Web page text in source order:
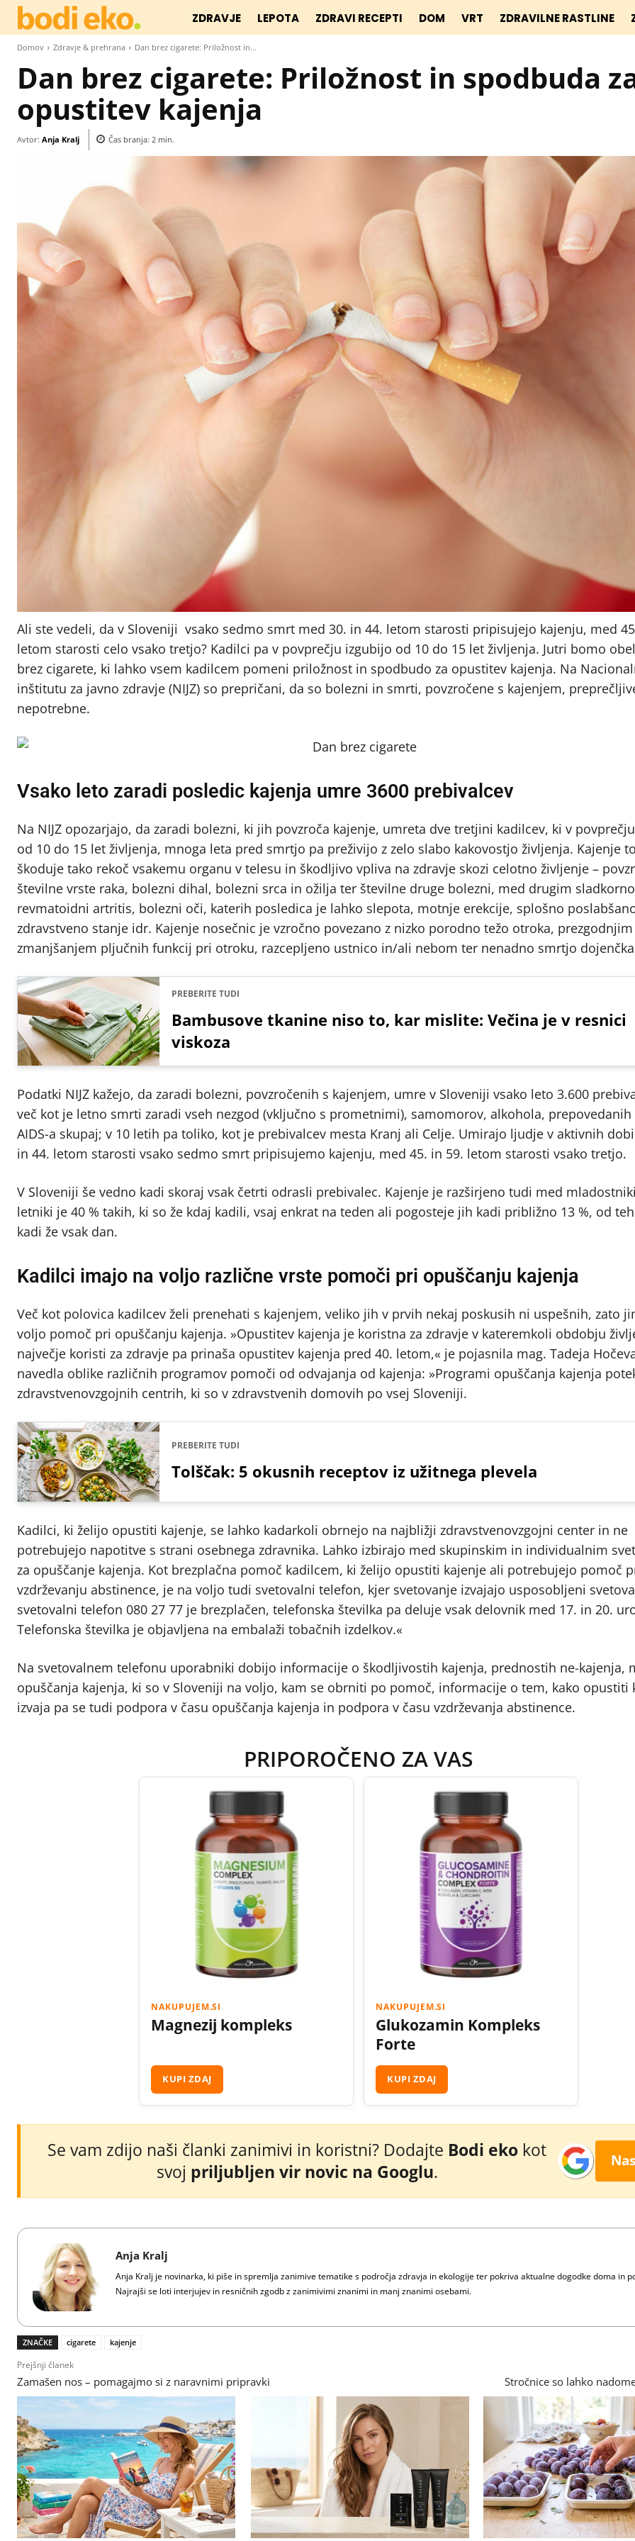
ZDRAVJE LEPOTA ZDRAVI RECEPTI DOM VRT ZDRAVILNE RASTLINE
Domov Zdravje & prehrana Dan brez cigarete: Priložnost in...
Dan brez cigarete: Priložnost in spodbuda
opustitev kajenja
Avtor: Anja Kralj Čas branja: 2 min.
Ali ste vedeli, da v Sloveniji vsako sedmo smrt med 30. in 44. letom starosti pripisujejo kajenju, med
letom starosti celo vsako tretjo? Kadilci pa v povprečju izgubijo od 10 do 15 let življenja. Jutri bomo
brez cigarete, ki lahko vsem kadilcem pomeni priložnost in spodbudo za opustitev kajenja. Na
inštitutu za javno zdravje (NIJZ) so prepričani, da so bolezni in smrti, povzročene s kajenjem,
nepotrebne.
Vsako leto zaradi posledic kajenja umre 3600 prebivalcev
Na NIJZ opozarjajo, da zaradi bolezni, ki jih povzroča kajenje, umreta dve tretjini kadilcev, ki v
od 10 do 15 let življenja, mnoga leta pred smrtjo pa preživijo z zelo slabo kakovostjo življenja. Kajenje
škoduje tako rekoč vsakemu organu v telesu in škodljivo vpliva na zdravje skozi celotno življenje –
številne vrste raka, bolezni dihal, bolezni srca in ožilja ter številne druge bolezni, med drugim
revmatoidni artritis, bolezni oči, katerih posledica je lahko slepota, motnje erekcije, splošno
zdravstveno stanje idr. Kajenje nosečnic je vzročno povezano z nizko porodno težo otroka,
zmanjšanjem pljučnih funkcij pri otroku, razcepljeno ustnico in/ali nebom ter nenadno smrtjo
PREBERITE TUDI
Bambusove tkanine niso to, kar mislite: Večina je v resnici
viskoza
Podatki NIJZ kažejo, da zaradi bolezni, povzročenih s kajenjem, umre v Sloveniji vsako leto 3.600
več kot je letno smrti zaradi vseh nezgod (vključno s prometnimi), samomorov, alkohola,
AIDS-a skupaj; v 10 letih pa toliko, kot je prebivalcev mesta Kranj ali Celje. Umirajo ljudje v aktivnih
in 44. letom starosti vsako sedmo smrt pripisujemo kajenju, med 45. in 59. letom starosti vsako tretjo.
V Sloveniji še vedno kadi skoraj vsak četrti odrasli prebivalec. Kajenje je razširjeno tudi med
letniki je 40 % takih, ki so že kdaj kadili, vsaj enkrat na teden ali pogosteje jih kadi približno 13 %, od
kadi že vsak dan.
Kadilci imajo na voljo različne vrste pomoči pri opuščanju kajenja
Več kot polovica kadilcev želi prenehati s kajenjem, veliko jih v prvih nekaj poskusih ni uspešnih, zato
voljo pomoč pri opuščanju kajenja. »Opustitev kajenja je koristna za zdravje v kateremkoli obdobju
največje koristi za zdravje pa prinaša opustitev kajenja pred 40. letom,« je pojasnila mag. Tadeja
navedla oblike različnih programov pomoči od odvajanja od kajenja: »Programi opuščanja kajenja
zdravstvenovzgojnih centrih, ki so v zdravstvenih domovih po vsej Sloveniji.
PREBERITE TUDI
Tolščak: 5 okusnih receptov iz užitnega plevela
Kadilci, ki želijo opustiti kajenje, se lahko kadarkoli obrnejo na najbližji zdravstvenovzgojni center in ne
potrebujejo napotitve s strani osebnega zdravnika. Lahko izbirajo med skupinskim in individualnim
za opuščanje kajenja. Kot brezplačna pomoč kadilcem, ki želijo opustiti kajenje ali potrebujejo pomoč
vzdrževanju abstinence, je na voljo tudi svetovalni telefon, kjer svetovanje izvajajo usposobljeni
svetovalni telefon 080 27 77 je brezplačen, telefonska številka pa deluje vsak delovnik med 17. in 20.
Telefonska številka je objavljena na embalaži tobačnih izdelkov.«
Na svetovalnem telefonu uporabniki dobijo informacije o škodljivostih kajenja, prednostih ne-kajenja,
opuščanja kajenja, ki so v Sloveniji na voljo, kam se obrniti po pomoč, informacije o tem, kako opustiti
izvaja pa se tudi podpora v času opuščanja kajenja in podpora v času vzdrževanja abstinence.
PRIPOROČENO ZA VAS
NAKUPUJEM.SI
Magnezij kompleks
KUPI ZDAJ
NAKUPUJEM.SI
Glukozamin Kompleks
Forte
KUPI ZDAJ
Se vam zdijo naši članki zanimivi in koristni? Dodajte Bodi eko kot
svoj priljubljen vir novic na Googlu.
Anja Kralj
Anja Kralj je novinarka, ki piše in spremlja zanimive tematike s področja zdravja in ekologije ter pokriva aktualne dogodke doma in
Najrajši se loti interjujev in resničnih zgodb z zanimivimi znanimi in manj znanimi osebami.
ZNAČKE cigarete kajenje
Prejšnji članek
Zamašen nos – pomagajmo si z naravnimi pripravki Stročnice so lahko